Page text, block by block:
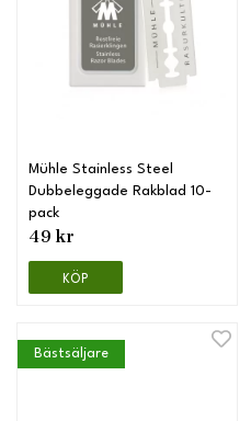
Mühle Stainless Steel
Dubbeleggade Rakblad 10-
pack
49 kr
KÖP
Bästsäljare